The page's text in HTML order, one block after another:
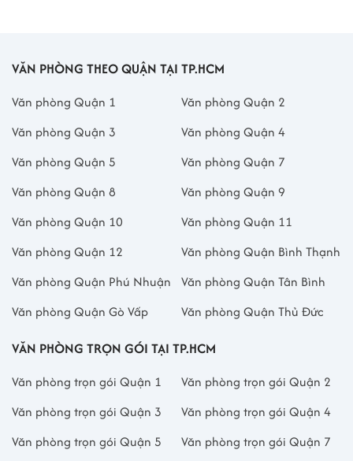
VĂN PHÒNG THEO QUẬN TẠI TP.HCM
Văn phòng Quận 1
Văn phòng Quận 2
Văn phòng Quận 3
Văn phòng Quận 4
Văn phòng Quận 5
Văn phòng Quận 7
Văn phòng Quận 8
Văn phòng Quận 9
Văn phòng Quận 10
Văn phòng Quận 11
Văn phòng Quận 12
Văn phòng Quận Bình Thạnh
Văn phòng Quận Phú Nhuận
Văn phòng Quận Tân Bình
Văn phòng Quận Gò Vấp
Văn phòng Quận Thủ Đức
VĂN PHÒNG TRỌN GÓI TẠI TP.HCM
Văn phòng trọn gói Quận 1
Văn phòng trọn gói Quận 2
Văn phòng trọn gói Quận 3
Văn phòng trọn gói Quận 4
Văn phòng trọn gói Quận 5
Văn phòng trọn gói Quận 7